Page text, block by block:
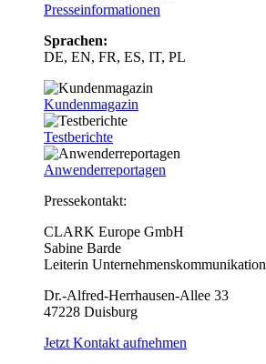
Presseinformationen
Sprachen:
DE, EN, FR, ES, IT, PL
Kundenmagazin
Testberichte
Anwenderreportagen
Pressekontakt:
CLARK Europe GmbH
Sabine Barde
Leiterin Unternehmenskommunikation
Dr.-Alfred-Herrhausen-Allee 33
47228 Duisburg
Jetzt Kontakt aufnehmen